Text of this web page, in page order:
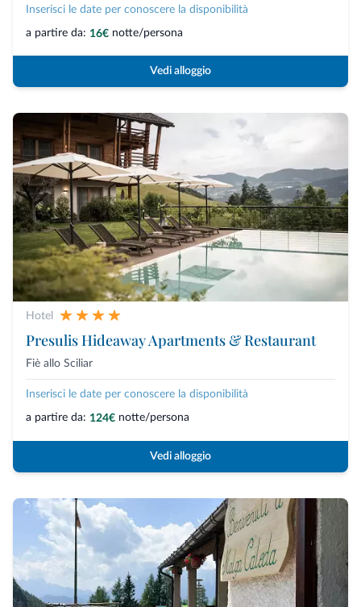
Inserisci le date per conoscere la disponibilità
a partire da: 16€ notte/persona
Vedi alloggio
Hotel
Presulis Hideaway Apartments & Restaurant
Fiè allo Sciliar
Inserisci le date per conoscere la disponibilità
a partire da: 124€ notte/persona
Vedi alloggio